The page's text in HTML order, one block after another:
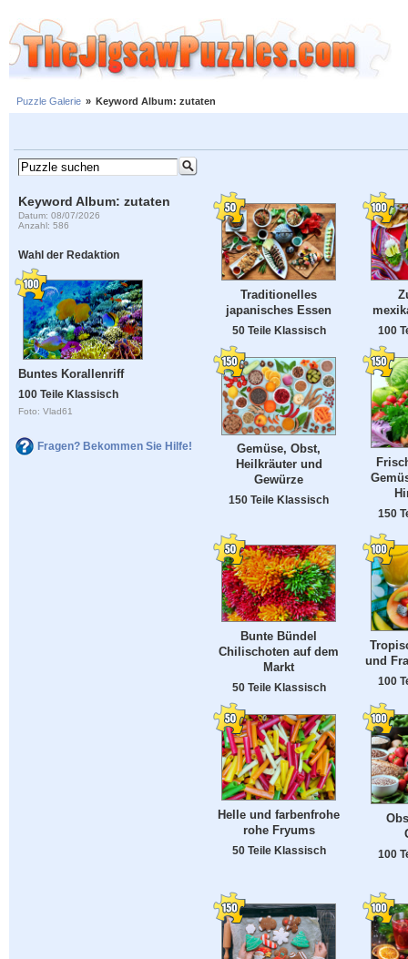
Puzzle Galerie » Keyword Album: zutaten
Keyword Album: zutaten
Datum: 08/07/2026
Anzahl: 586
Wahl der Redaktion
Buntes Korallenriff
100 Teile Klassisch
Foto: Vlad61
Fragen? Bekommen Sie Hilfe!
Traditionelles
japanisches Essen
50 Teile Klassisch 100
Gemüse, Obst,
Heilkräuter und
Gewürze
150 Teile Klassisch
150
Bunte Bündel
Chilischoten auf dem
Markt
50 Teile Klassisch
und
100
Helle und farbenfrohe
rohe Fryums
50 Teile Klassisch 100